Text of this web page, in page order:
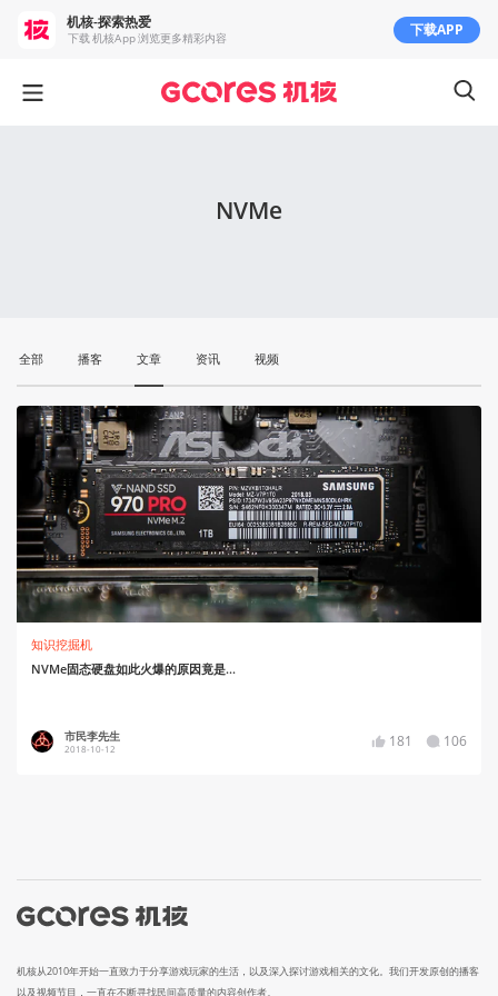
NVMe
全部 播客 文章 资讯 视频
知识挖掘机
NVMe固态硬盘如此火爆的原因竟是...
市民李先生
2018-10-12 181 106
机核从2010年开始一直致力于分享游戏玩家的生活，以及深入探讨游戏相关的文化。我们开发原创的播客
以及视频节目，一直在不断寻找民间高质量的内容创作者。
机核-探索热爱
下载 机核App 浏览更多精彩内容 下载APP